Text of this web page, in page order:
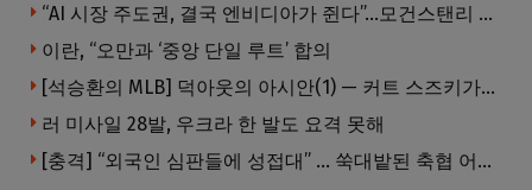
“AI 시장 주도권, 결국 엔비디아가 쥔다”…모건스탠리 장담
이란, “오만과 ‘중앙 단일 루트’ 합의
[석승환의 MLB] 덕아웃의 아시안(1) — 커트 스즈키가 우리에게 묻는 것
러 미사일 28발, 우크라 한 발도 요격 못해
[충격] “외국인 심판들에 성접대” … 쑥대밭된 축협 어디까지 추락하나